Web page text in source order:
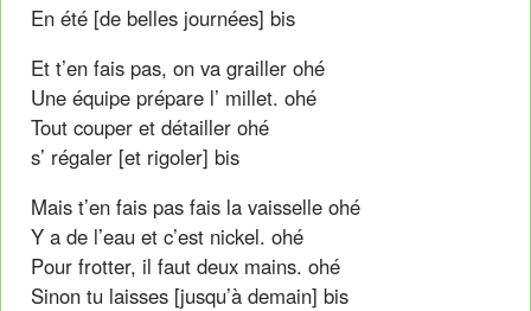
En été [de belles journées] bis
Et t’en fais pas, on va grailler ohé
Une équipe prépare l’ millet. ohé
Tout couper et détailler ohé
s’ régaler [et rigoler] bis
Mais t’en fais pas fais la vaisselle ohé
Y a de l’eau et c’est nickel. ohé
Pour frotter, il faut deux mains. ohé
Sinon tu laisses [jusqu’à demain] bis